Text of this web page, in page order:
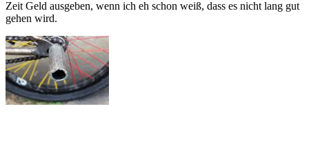
Zeit Geld ausgeben, wenn ich eh schon weiß, dass es nicht lang gut
gehen wird.